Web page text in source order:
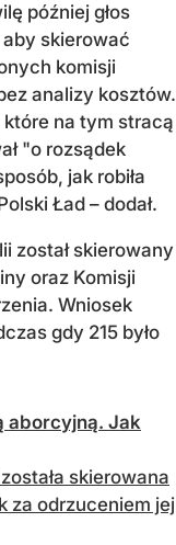
później głos
aby skierować
komisji
analizy kosztów.
na tym stracą
"o rozsądek
jak robiła
Ład – dodał.
został skierowany
oraz Komisji
Wniosek
gdy 215 było
aborcyjną. Jak
skierowana
za odrzuceniem jej